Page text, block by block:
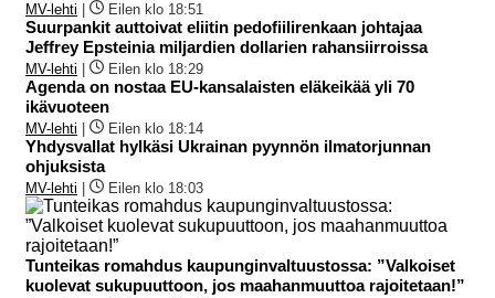
MV-lehti Eilen klo 18:51
Suurpankit auttoivat eliitin pedofiilirenkaan johtajaa
Jeffrey Epsteinia miljardien dollarien rahansiirroissa
MV-lehti Eilen klo 18:29
Agenda on nostaa EU-kansalaisten eläkeikää yli 70
ikävuoteen
MV-lehti Eilen klo 18:14
Yhdysvallat hylkäsi Ukrainan pyynnön ilmatorjunnan
ohjuksista
MV-lehti Eilen klo 18:03
Tunteikas romahdus kaupunginvaltuustossa: ”Valkoiset
kuolevat sukupuuttoon, jos maahanmuuttoa rajoitetaan!”